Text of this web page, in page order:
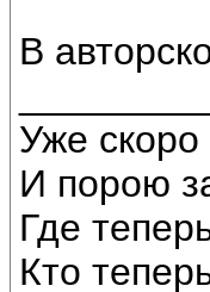
В
Уже
И порою
Где
Кто